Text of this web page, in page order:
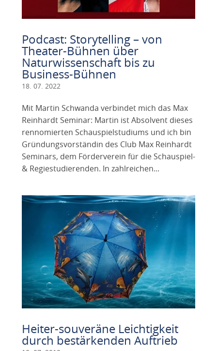
Podcast: Storytelling – von
Theater-Bühnen über
Naturwissenschaft bis zu
Business-Bühnen
18. 07. 2022
Mit Martin Schwanda verbindet mich das Max
Reinhardt Seminar: Martin ist Absolvent dieses
rennomierten Schauspielstudiums und ich bin
Gründungsvorständin des Club Max Reinhardt
Seminars, dem Förderverein für die Schauspiel-
& Regiestudierenden. In zahlreichen...
Heiter-souveräne Leichtigkeit
durch bestärkenden Auftrieb